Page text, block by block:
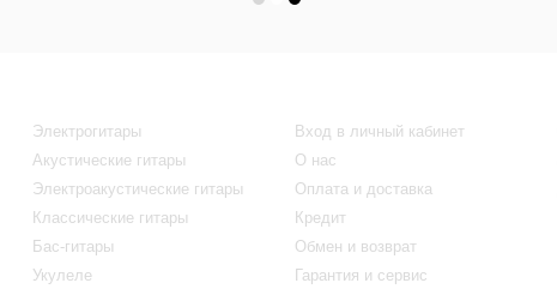
Электрогитары
Акустические гитары
Электроакустические гитары
Классические гитары
Бас-гитары
Укулеле
Вход в личный кабинет
О нас
Оплата и доставка
Кредит
Обмен и возврат
Гарантия и сервис